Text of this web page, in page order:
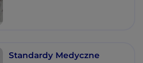
Standardy Medyczne